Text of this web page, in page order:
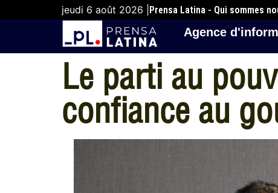
jeudi 6 août 2026 | Prensa Latina - Qui sommes
Agence
Le parti au
confiance au